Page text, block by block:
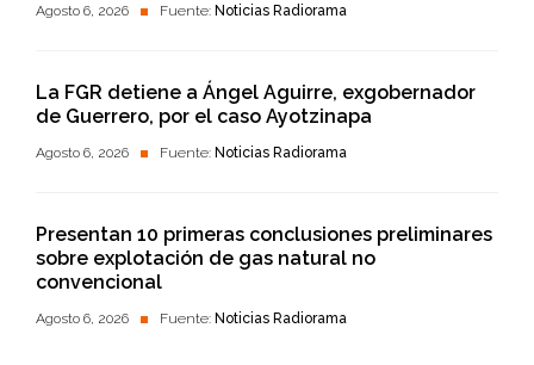
Agosto 6, 2026 Fuente: Noticias Radiorama
La FGR detiene a Ángel Aguirre, exgobernador
de Guerrero, por el caso Ayotzinapa
Agosto 6, 2026 Fuente: Noticias Radiorama
Presentan 10 primeras conclusiones preliminares
sobre explotación de gas natural no
convencional
Agosto 6, 2026 Fuente: Noticias Radiorama